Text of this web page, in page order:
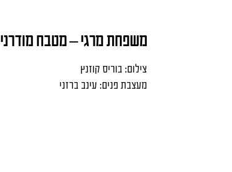
משפחת מרגי – מטבח מודרני
צילום: בוריס קוזנץ
מעצבת פנים: עינב ברזני